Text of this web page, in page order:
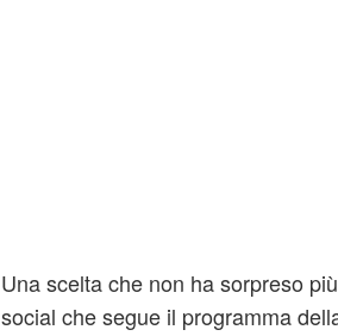
Una scelta che non ha sorpreso
social che segue il programma